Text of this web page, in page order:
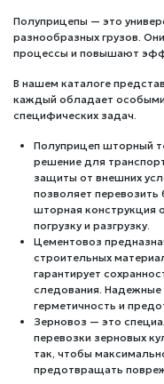
Полуприцепы — это
разнообразных грузов.
процессы и повышают
В нашем каталоге
каждый обладает
специфических задач.
Полуприцеп шторный
решение для
защиты от внешних
позволяет перевозить
шторная конструкция
погрузку и разгрузку.
Цементовоз
строительных
гарантирует
следования. Надежные
герметичность и
Зерновоз — это
перевозки зерновых
так, чтобы
предотвращать